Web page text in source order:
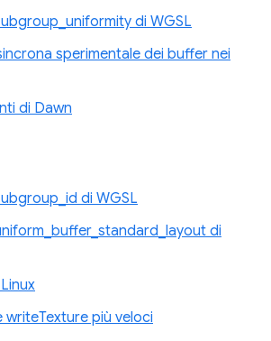
di WGSL
sperimentale dei buffer nei
di Dawn
di WGSL
di
writeTexture più veloci